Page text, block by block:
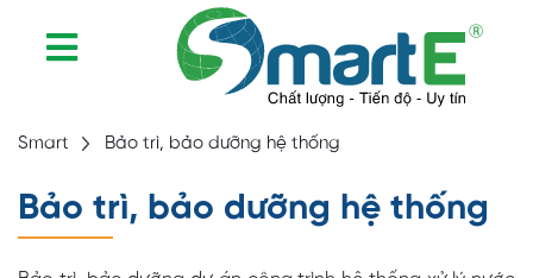
Smart Bảo trì, bảo dưỡng hệ thống
Bảo trì, bảo dưỡng hệ thống